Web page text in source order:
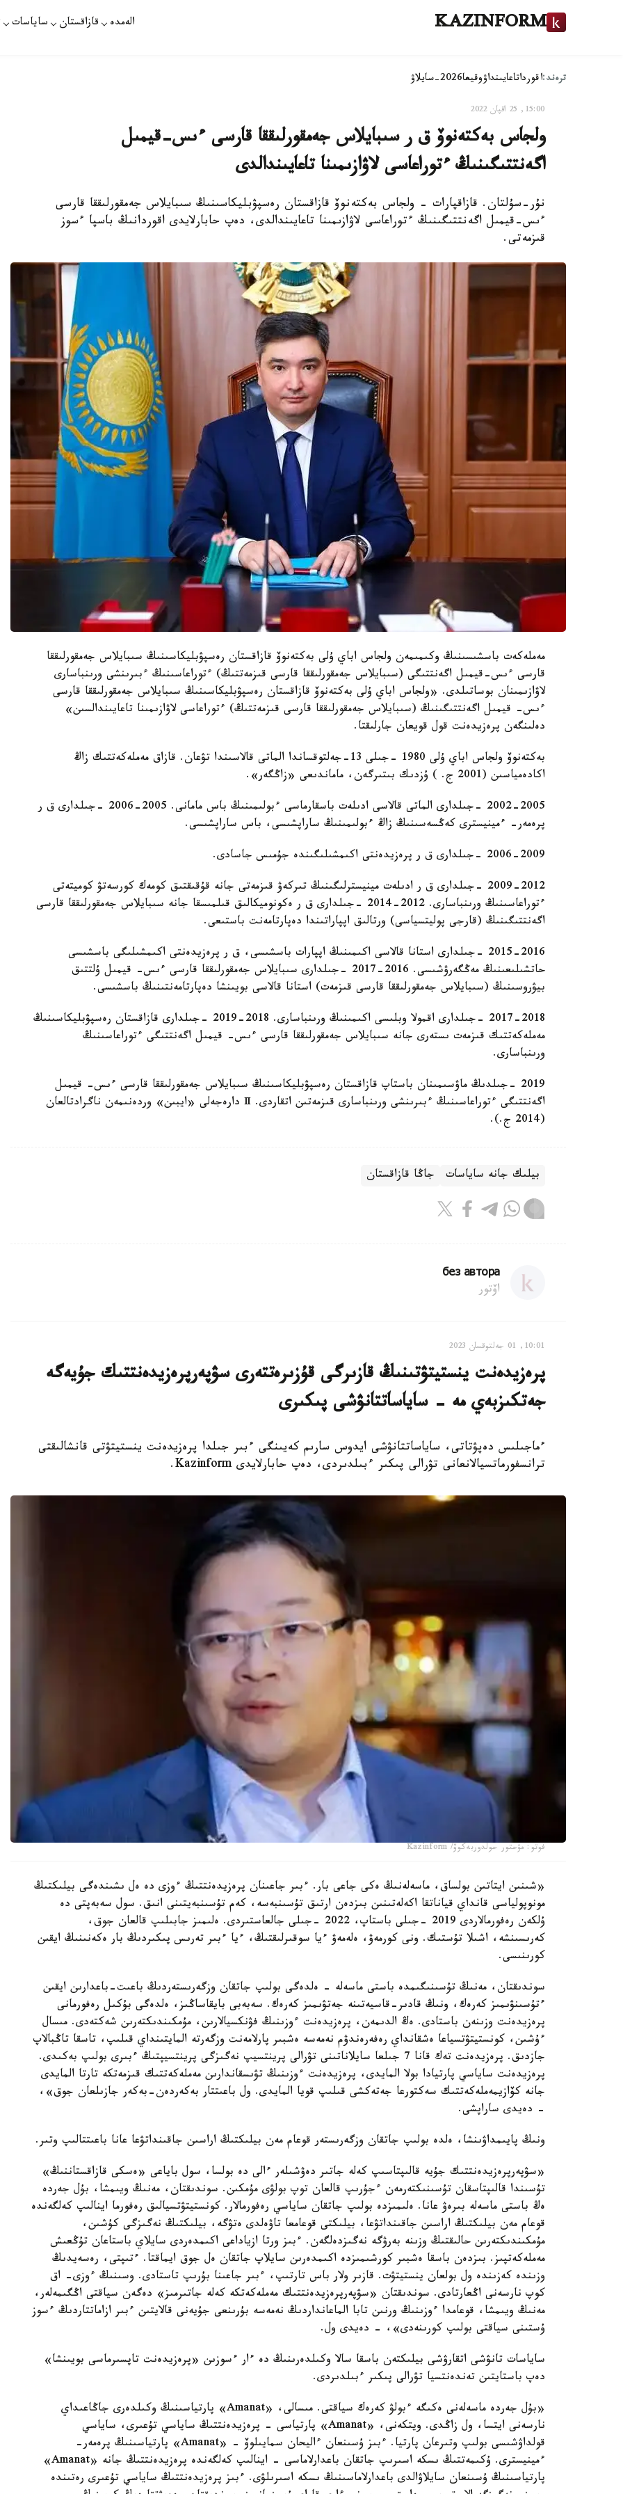
KAZINFORM الەمدە قازاقستان ساياسات
ترەند:اقورداتاعايىنداۋوقيعا2026-سايلاۋ
15:00, 25 اقپان 2022
ولجاس بەكتەنوۆ ق ر سىبايلاس جەمقورلىققا قارسى ءىس-قيمىل
اگەنتتىگىنىڭ ءتوراعاسى لاۋازىمىنا تاعايىندالدى
نۇر-سۇلتان. قازاقپارات - ولجاس بەكتەنوۆ قازاقستان رەسپۋبليكاسىنىڭ سىبايلاس جەمقورلىققا قارسى
ءىس-قيمىل اگەنتتىگىنىڭ ءتوراعاسى لاۋازىمىنا تاعايىندالدى، دەپ حابارلايدى اقوردانىڭ باسپا ءسوز
قىزمەتى.
مەملەكەت باسشىسىنىڭ وكىمىمەن ولجاس اباي ۇلى بەكتەنوۆ قازاقستان رەسپۋبليكاسىنىڭ سىبايلاس جەمقورلىققا
قارسى ءىس-قيمىل اگەنتتىگى (سىبايلاس جەمقورلىققا قارسى قىزمەتتىڭ) ءتوراعاسىنىڭ ءبىرىنشى ورىنباسارى
لاۋازىمىنان بوساتىلدى. «ولجاس اباي ۇلى بەكتەنوۆ قازاقستان رەسپۋبليكاسىنىڭ سىبايلاس جەمقورلىققا قارسى
ءىس- قيمىل اگەنتتىگىنىڭ (سىبايلاس جەمقورلىققا قارسى قىزمەتتىڭ) ءتوراعاسى لاۋازىمىنا تاعايىندالسىن»
دەلىنگەن پرەزيدەنت قول قويعان جارلىقتا.
بەكتەنوۆ ولجاس اباي ۇلى 1980 -جىلى 13-جەلتوقساندا الماتى قالاسىندا تۋعان. قازاق مەملەكەتتىك زاڭ
اكادەمياسىن (2001 ج. ) ۇزدىك بىتىرگەن، ماماندىعى «زاڭگەر».
2002-2005 -جىلدارى الماتى قالاسى ادىلەت باسقارماسى ءبولىمىنىڭ باس مامانى. 2005-2006 -جىلدارى ق ر
پرەمەر- ءمينيسترى كەڭسەسىنىڭ زاڭ ءبولىمىنىڭ ساراپشىسى، باس ساراپشىسى.
2006-2009 -جىلدارى ق ر پرەزيدەنتى اكىمشىلىگىندە جۇمىس جاسادى.
2009-2012 -جىلدارى ق ر ادىلەت مينيسترلىگىنىڭ تىركەۋ قىزمەتى جانە قۇقىقتىق كومەك كورسەتۋ كوميتەتى
ءتوراعاسىنىڭ ورىنباسارى. 2012-2014 -جىلدارى ق ر ەكونوميكالىق قىلمىسقا جانە سىبايلاس جەمقورلىققا قارسى
اگەنتتىگىنىڭ (قارجى پوليتسياسى) ورتالىق اپپاراتىندا دەپارتامەنت باستىعى.
2015-2016 -جىلدارى استانا قالاسى اكىمىنىڭ اپپارات باسشىسى، ق ر پرەزيدەنتى اكىمشىلىگى باسشىسى
حاتشىلىعىنىڭ مەڭگەرۋشىسى. 2016-2017 -جىلدارى سىبايلاس جەمقورلىققا قارسى ءىس- قيمىل ۇلتتىق
بيۋروسىنىڭ (سىبايلاس جەمقورلىققا قارسى قىزمەت) استانا قالاسى بويىنشا دەپارتامەنتىنىڭ باسشىسى.
2017-2018 -جىلدارى اقمولا وبلىسى اكىمىنىڭ ورىنباسارى. 2018-2019 -جىلدارى قازاقستان رەسپۋبليكاسىنىڭ
مەملەكەتتىك قىزمەت ىستەرى جانە سىبايلاس جەمقورلىققا قارسى ءىس- قيمىل اگەنتتىگى ءتوراعاسىنىڭ
ورىنباسارى.
2019 -جىلدىڭ ماۋسىمىنان باستاپ قازاقستان رەسپۋبليكاسىنىڭ سىبايلاس جەمقورلىققا قارسى ءىس- قيمىل
اگەنتتىگى ءتوراعاسىنىڭ ءبىرىنشى ورىنباسارى قىزمەتىن اتقاردى. Ⅱ دارەجەلى «ايبىن» وردەنىمەن ناگرادتالعان
(2014 ج.).
بيلىك جانە ساياسات جاڭا قازاقستان
без автора
اۆتور
10:01, 01 جەلتوقسان 2023
پرەزيدەنت ينستيتۋتىنىڭ قازىرگى قۇزىرەتتەرى سۋپەرپرەزيدەنتتىك جۇيەگە
جەتكىزبەي مە - ساياساتتانۋشى پىكىرى
ءماجىلىس دەپۋتاتى، ساياساتتانۋشى ايدوس سارىم كەيىنگى ءبىر جىلدا پرەزيدەنت ينستيتۋتى قانشالىقتى
ترانسفورماتسيالانعانى تۋرالى پىكىر ءبىلدىردى، دەپ حابارلايدى Kazinform.
فوتو: مۋحتور حولدوربەكوۆ/ Kazinform
«شىنىن ايتاتىن بولساق، ماسەلەنىڭ ەكى جاعى بار. ءبىر جاعىنان پرەزيدەنتتىڭ ءوزى دە ەل ىشىندەگى بيلىكتىڭ
مونوپولياسى قانداي قياناتقا اكەلەتىنىن بىزدەن ارتىق تۇسىنبەسە، كەم تۇسىنبەيتىنى انىق. سول سەبەپتى دە
ۇلكەن رەفورمالاردى 2019 -جىلى باستاپ، 2022 -جىلى جالعاستىردى. ەلىمىز جابىلىپ قالعان جوق،
كەرىسىنشە، اشىلا تۇستىك. ونى كورمەۋ، ەلەمەۋ ءيا سوقىرلىقتىڭ، ءيا ءبىر تەرىس پىكىردىڭ بار ەكەنىنىڭ ايقىن
كورىنىسى.
سوندىقتان، مەنىڭ تۇسىنىگىمدە باستى ماسەلە - ەلدەگى بولىپ جاتقان وزگەرىستەردىڭ باعىت-باعدارىن ايقىن
ءتۇسىنۋىمىز كەرەك، ونىڭ قادىر-قاسيەتىنە جەتۋىمىز كەرەك. سەبەبى بايقاساڭىز، ەلدەگى بۇكىل رەفورمانى
پرەزيدەنت وزىنەن باستادى. ەڭ الدىمەن، پرەزيدەنت ءوزىنىڭ فۋنكسيالارىن، مۇمكىندىكتەرىن شەكتەدى. مىسال
ءۇشىن، كونستيتۋتسياعا ەشقانداي رەفەرەندۋم نەمەسە ەشبىر پارلامەنت وزگەرتە المايتىنداي قىلىپ، تاسقا تاڭبالاپ
جازدىق. پرەزيدەنت تەك قانا 7 جىلعا سايلاناتىنى تۋرالى پرينتسيپ نەگىزگى پرينتسيپتىڭ ءبىرى بولىپ بەكىدى.
پرەزيدەنت ساياسي پارتيادا بولا المايدى، پرەزيدەنت ءوزىنىڭ تۋىسقاندارىن مەملەكەتتىك قىزمەتكە تارتا المايدى
جانە كۆازيمەملەكەتتىك سەكتورعا جەتەكشى قىلىپ قويا المايدى. ول باعىتتار بەكەردەن-بەكەر جازىلعان جوق»،
- دەيدى ساراپشى.
ونىڭ پايىمداۋىنشا، ەلدە بولىپ جاتقان وزگەرىستەر قوعام مەن بيلىكتىڭ اراسىن جاقىنداتۋعا عانا باعىتتالىپ وتىر.
«سۋپەرپرەزيدەنتتىك جۇيە قالىپتاسىپ كەلە جاتىر دەۋشىلەر ءالى دە بولسا، سول باياعى «ەسكى قازاقستاننىڭ»
تۇسىندا قالىپتاسقان تۇسىنىكتەرمەن ءجۇرىپ قالعان توپ بولۋى مۇمكىن. سوندىقتان، مەنىڭ ويىمشا، بۇل جەردە
ەڭ باستى ماسەلە بىرەۋ عانا. ەلىمىزدە بولىپ جاتقان ساياسي رەفورمالار. كونستيتۋتسيالىق رەفورما اينالىپ كەلگەندە
قوعام مەن بيلىكتىڭ اراسىن جاقىنداتۋعا، بيلىكتى قوعامعا تاۋەلدى ەتۋگە، بيلىكتىڭ نەگىزگى كۇشىن،
مۇمكىندىكتەرىن حالىقتىڭ وزىنە بەرۋگە نەگىزدەلگەن. ءبىز ورتا ازياداعى اكىمدەردى سايلاي باستاعان تۇڭعىش
مەملەكەتپىز. بىزدەن باسقا ەشبىر كورشىمىزدە اكىمدەرىن سايلاپ جاتقان ەل جوق ايماقتا. ءتىپتى، رەسەيدىڭ
وزىندە كەزىندە ول بولعان ينستيتۋت. قازىر ولار باس تارتىپ، ءبىر جاعىنا بۇرىپ تاستادى. وسىنىڭ ءوزى- اق
كوپ نارسەنى اڭعارتادى. سوندىقتان «سۋپەرپرەزيدەنتتىك مەملەكەتكە كەلە جاتىرمىز» دەگەن سياقتى اڭگىمەلەر،
مەنىڭ ويىمشا، قوعامدا ءوزىنىڭ ورنىن تابا الماعانداردىڭ نەمەسە بۇرىنعى جۇيەنى قالايتىن ءبىر ازاماتتاردىڭ ءسوز
ۇستىنى سياقتى بولىپ كورىنەدى»، - دەيدى ول.
ساياسات تانۋشى اتقارۋشى بيلىكتەن باسقا سالا وكىلدەرىنىڭ دە ءار ءسوزىن «پرەزيدەنت تاپسىرماسى بويىنشا»
دەپ باستايتىن تەندەنتسيا تۋرالى پىكىر ءبىلدىردى.
«بۇل جەردە ماسەلەنى ەكىگە ءبولۋ كەرەك سياقتى. مىسالى، «Amanat» پارتياسىنىڭ وكىلدەرى جاڭاعىداي
نارسەنى ايتسا، ول زاڭدى. ويتكەنى، «Amanat» پارتياسى - پرەزيدەنتتىڭ ساياسي تۇعىرى، ساياسي
قولداۋشىسى بولىپ وتىرعان پارتيا. ءبىز ۇسىنعان ءاليحان سمايىلوۆ - «Amanat» پارتياسىنىڭ پرەمەر-
ءمينيسترى. ۇكىمەتتىڭ ىسكە اسىرىپ جاتقان باعدارلاماسى - اينالىپ كەلگەندە پرەزيدەنتتىڭ جانە «Amanat»
پارتياسىنىڭ ۇسىنعان سايلاۋالدى باعدارلاماسىنىڭ ىسكە اسىرىلۋى. ءبىز پرەزيدەنتتىڭ ساياسي تۇعىرى رەتىندە